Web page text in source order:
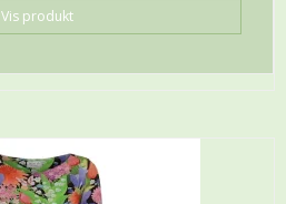
Vis produkt